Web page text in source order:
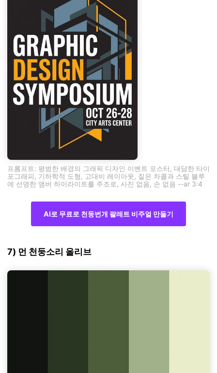
프롬프트: 평범한 배경의 그래픽 디자인 이벤트 포스터, 대담한 타이
포그래피, 기하학적 도형, 고대비 레이아웃, 짙은 차콜과 스틸 블루
에 선명한 앰버 하이라이트를 주조로, 사진 없음, 손 없음 --ar 3:4
AI로 무료로 천둥번개 팔레트 비주얼 만들기
7) 먼 천둥소리 올리브